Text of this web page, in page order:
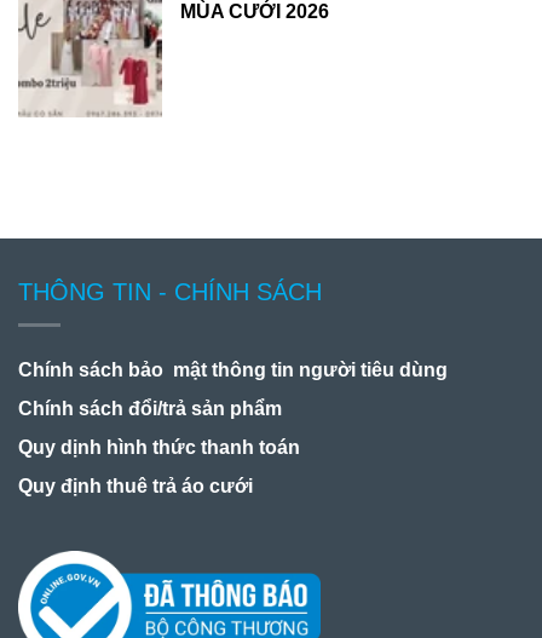
MÙA CƯỚI 2026
THÔNG TIN - CHÍNH SÁCH
Chính sách bảo mật thông tin người tiêu dùng
Chính sách đổi/trả sản phẩm
Quy dịnh hình thức thanh toán
Quy định thuê trả áo cưới